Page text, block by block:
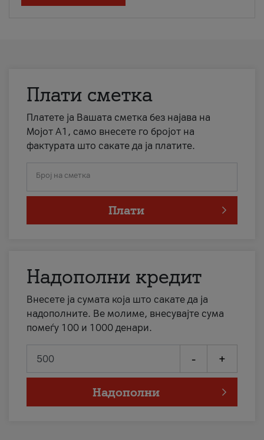
Плати сметка
Платете ја Вашата сметка без најава на
Мојот А1, само внесете го бројот на
фактурата што сакате да ја платите.
Број на сметка
Плати
Надополни кредит
Внесете ја сумата која што сакате да ја
надополните. Ве молиме, внесувајте сума
помеѓу 100 и 1000 денари.
- +
Надополни